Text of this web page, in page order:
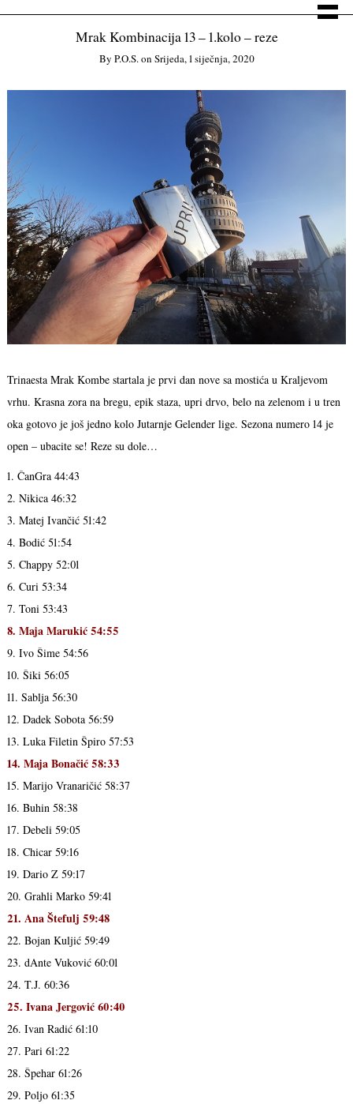
Mrak Kombinacija 13 – 1.kolo – reze
By P.o.s.on Srijeda, 1 siječnja, 2020
Trinaesta Mrak Kombe startala je prvi dan nove sa mostića u Kraljevom
vrhu. Krasna zora na bregu, epik staza, upri drvo, belo na zelenom i u tren
oka gotovo je još jedno kolo Jutarnje Gelender lige. Sezona numero 14 je
open – ubacite se! Reze su dole…
1. ČanGra 44:43
2. Nikica 46:32
3. Matej Ivančić 51:42
4. Bodić 51:54
5. Chappy 52:01
6. Curi 53:34
7. Toni 53:43
8. Maja Marukić 54:55
9. Ivo Šime 54:56
10. Šiki 56:05
11. Sablja 56:30
12. Dadek Sobota 56:59
13. Luka Filetin Špiro 57:53
14. Maja Bonačić 58:33
15. Marijo Vranaričić 58:37
16. Buhin 58:38
17. Debeli 59:05
18. Chicar 59:16
19. Dario Z 59:17
20. Grahli Marko 59:41
21. Ana Štefulj 59:48
22. Bojan Kuljić 59:49
23. dAnte Vuković 60:01
24. T.J. 60:36
25. Ivana Jergović 60:40
26. Ivan Radić 61:10
27. Pari 61:22
28. Špehar 61:26
29. Poljo 61:35